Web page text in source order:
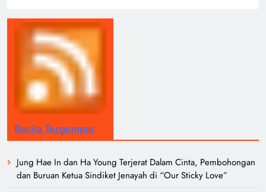
Berita Tergempar
Jung Hae In dan Ha Young Terjerat Dalam Cinta, Pembohongan
dan Buruan Ketua Sindiket Jenayah di “Our Sticky Love”